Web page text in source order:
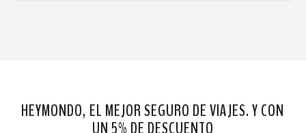
HEYMONDO, EL MEJOR SEGURO DE VIAJES. Y CON
UN 5% DE DESCUENTO